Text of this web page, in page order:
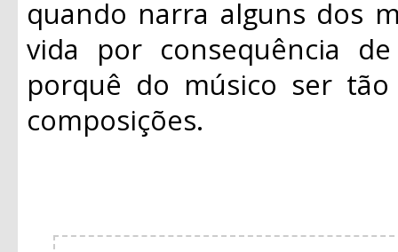
quando narra alguns dos
vida por consequência
porquê do músico ser
composições.